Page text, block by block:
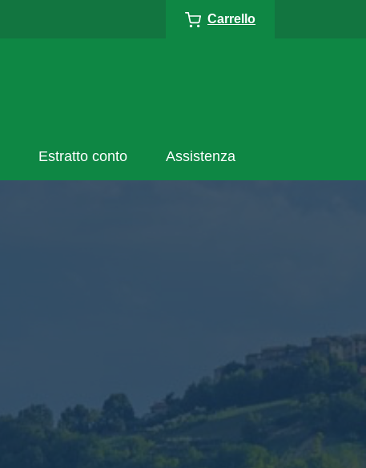
Carrello
Estratto conto Assistenza